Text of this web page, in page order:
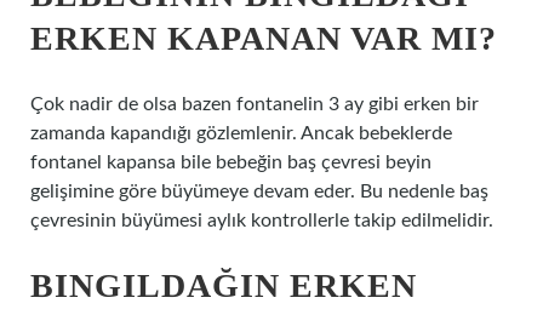
ERKEN KAPANAN VAR MI?
Çok nadir de olsa bazen fontanelin 3 ay gibi erken bir
zamanda kapandığı gözlemlenir. Ancak bebeklerde
fontanel kapansa bile bebeğin baş çevresi beyin
gelişimine göre büyümeye devam eder. Bu nedenle baş
çevresinin büyümesi aylık kontrollerle takip edilmelidir.
BINGILDAĞIN ERKEN